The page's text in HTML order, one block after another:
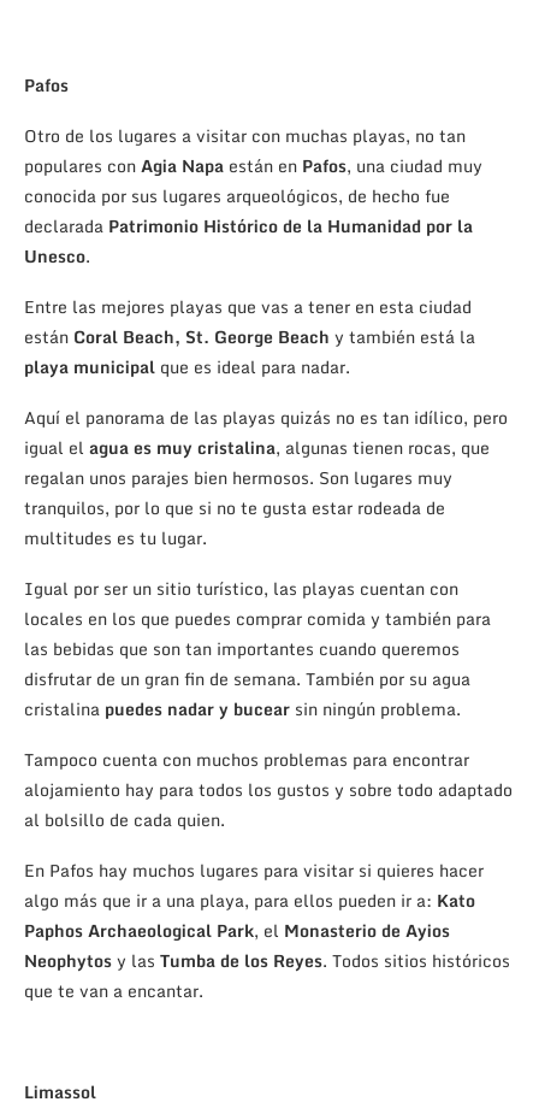
Pafos
Otro de los lugares a visitar con muchas playas, no tan
populares conAgia Napa están en Pafos, una ciudad muy
conocida por sus lugares arqueológicos, de hecho fue
declarada Patrimonio Histórico de la Humanidad por la
Unesco.
Entre las mejores playas que vas a tener en esta ciudad
están Coral Beach, St. George Beach y también está la
playa municipal que es ideal para nadar.
Aquí el panorama de las playas quizás no es tan idílico, pero
igual el agua es muy cristalina, algunas tienen rocas, que
regalan unos parajes bien hermosos. Son lugares muy
tranquilos, por lo que si no te gusta estar rodeada de
multitudes es tu lugar.
Igual por ser un sitio turístico, las playas cuentan con
locales en los que puedes comprar comida y también para
las bebidas que son tan importantes cuando queremos
disfrutar de un gran fin de semana. También por su agua
cristalina puedes nadar y bucear sin ningún problema.
Tampoco cuenta con muchos problemas para encontrar
alojamiento hay para todos los gustos y sobre todo adaptado
al bolsillo de cada quien.
En Pafos hay muchos lugares para visitar si quieres hacer
algo más que ir a una playa, para ellos pueden ir a: Kato
Paphos Archaeological Park, el Monasterio de Ayios
Neophytosy las Tumba de los Reyes. Todos sitios históricos
que te van a encantar.
Limassol